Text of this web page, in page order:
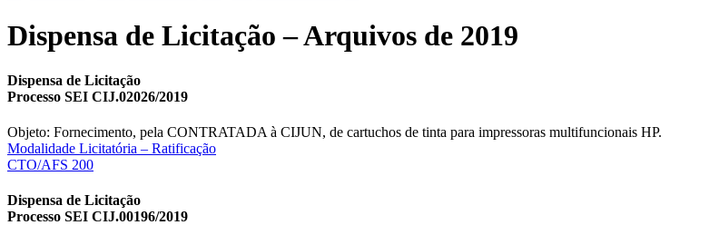
Dispensa de Licitação – Arquivos de 2019
Dispensa de Licitação
Processo SEI CIJ.02026/2019
Objeto: Fornecimento, pela CONTRATADA à CIJUN, de cartuchos de tinta para impressoras multifuncionais HP.
Modalidade Licitatória – Ratificação
CTO/AFS 200
Dispensa de Licitação
Processo SEI CIJ.00196/2019